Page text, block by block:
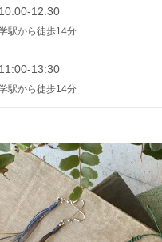
12:30
駅から徒歩14分
13:30
駅から徒歩14分